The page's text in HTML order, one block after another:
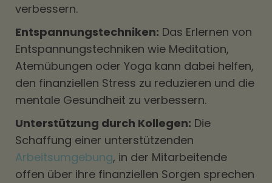
verbessern.
Entspannungstechniken: Das Erlernen von
Entspannungstechniken wie Meditation,
Atemübungen oder Yoga kann dabei helfen,
den finanziellen Stress zu reduzieren und die
mentale Gesundheit zu verbessern.
Unterstützung durch Kollegen: Die
Schaffung einer unterstützenden
Arbeitsumgebung, in der Mitarbeitende
offen über ihre finanziellen Sorgen sprechen